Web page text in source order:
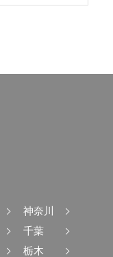
神奈川
千葉
栃木